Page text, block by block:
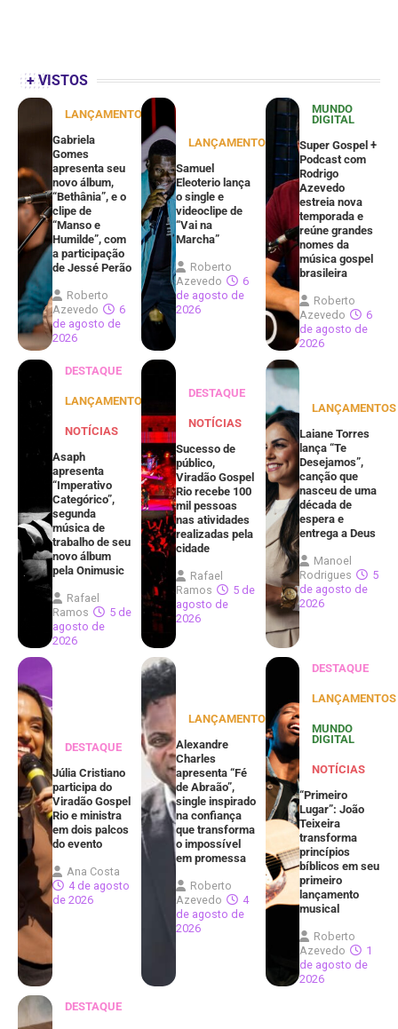
+ VISTOS
LANÇAMENTOS
Gabriela
Gomes
apresenta seu
novo álbum,
“Bethânia”, e o
clipe de
“Manso e
Humilde”, com
a participação
de Jessé Perão
Roberto
Azevedo
6
de agosto de
2026
LANÇAMENTOS
Samuel
Eleoterio lança
o single e
videoclipe de
“Vai na
Marcha”
Roberto
Azevedo
6
de agosto de
2026
MUNDO
DIGITAL
Super Gospel +
Podcast com
Rodrigo
Azevedo
estreia nova
temporada e
reúne grandes
nomes da
música gospel
brasileira
Roberto
Azevedo
6
de agosto de
2026
DESTAQUE
LANÇAMENTOS
NOTÍCIAS
Asaph
apresenta
“Imperativo
Categórico”,
segunda
música de
trabalho de seu
novo álbum
pela Onimusic
Rafael
Ramos
5 de
agosto de
2026
DESTAQUE
NOTÍCIAS
Sucesso de
público,
Viradão Gospel
Rio recebe 100
mil pessoas
nas atividades
realizadas pela
cidade
Rafael
Ramos
5 de
agosto de
2026
LANÇAMENTOS
Laiane Torres
lança “Te
Desejamos”,
canção que
nasceu de uma
década de
espera e
entrega a Deus
Manoel
Rodrigues
5
de agosto de
2026
DESTAQUE
Júlia Cristiano
participa do
Viradão Gospel
Rio e ministra
em dois palcos
do evento
Ana Costa
4 de agosto
de 2026
LANÇAMENTOS
Alexandre
Charles
apresenta “Fé
de Abraão”,
single inspirado
na confiança
que transforma
o impossível
em promessa
Roberto
Azevedo
4
de agosto de
2026
DESTAQUE
LANÇAMENTOS
MUNDO
DIGITAL
NOTÍCIAS
“Primeiro
Lugar”: João
Teixeira
transforma
princípios
bíblicos em seu
primeiro
lançamento
musical
Roberto
Azevedo
1
de agosto de
2026
DESTAQUE